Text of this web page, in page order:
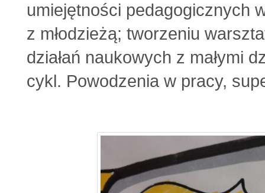
umiejętności pedagogicznych
z młodzieżą; tworzeniu
działań naukowych z małymi
cykl. Powodzenia w pracy,